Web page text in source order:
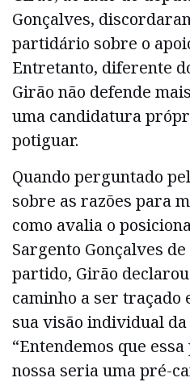
Gonçalves,
partidário sobre o
Entretanto, diferente
Girão não defende
uma candidatura
potiguar.
Quando perguntado
sobre as razões para
como avalia o
Sargento Gonçalves
partido, Girão
caminho a ser traçado
sua visão individual da
“Entendemos que
nossa seria uma pré-